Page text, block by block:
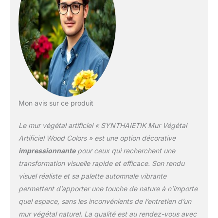
palette automnale vibrante
Panneau 1 m² clipsable
(quadrillage 25 × 50 cm) :
pose rapide, découpe propre.
Relief 300 mm | ≈ 1 400
feuilles : mix vert profond,
violet, rouge brique et orange
brûlé pour un effet « bois
couleurs stables en extérieur.
Occultation 92 % – parfait
comme brise-vue design ou
décor mural intérieur. Poids
3,4 kg/m², résistance vent >
140 km/h une fois agrafé.
Pourquoi choisir notre mur
Wood Colors » ? Rendu ultra-
réaliste : textures 3D,
Mon avis sur ce produit
Le mur végétal artificiel « SYNTHAIETIK Mur Végétal
Artificiel Wood Colors » est une option décorative
impressionnantepour ceux qui recherchent une
transformation visuelle rapide et efficace. Son rendu
visuel réaliste et sa palette automnale vibrante
permettent d’apporter une touche de nature à n’importe
quel espace, sans les inconvénients de l’entretien d’un
mur végétal naturel. La qualité est au rendez-vous avec